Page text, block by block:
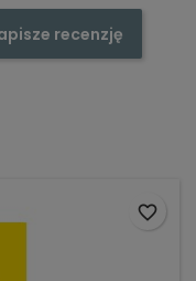
recenzję
favorite_border